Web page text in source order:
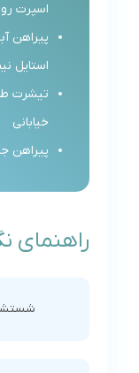
اسپرت
پیراهن
استایل
تیشرت
خیابانی
پیراهن
راهنمای
شستشو